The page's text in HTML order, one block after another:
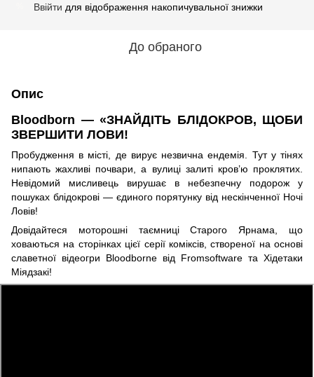
Ввійти для відображення накопичувальної знижки
До обраного
Опис
Bloodborn — «ЗНАЙДІТЬ БЛІДОКРОВ, ЩОБИ
ЗВЕРШИТИ ЛОВИ!
Пробудження в місті, де вирує незвична ендемія. Тут у тінях
нипають жахливі почвари, а вулиці залиті кров’ю проклятих.
Невідомий мисливець вирушає в небезпечну подорож у
пошуках блідокрові — єдиного порятунку від нескінченної Ночі
Ловів!
Довідайтеся моторошні таємниці Старого Ярнама, що
ховаються на сторінках цієї серії коміксів, створеної на основі
славетної відеогри Bloodborne від Fromsoftware та Хідетаки
Міядзакі!